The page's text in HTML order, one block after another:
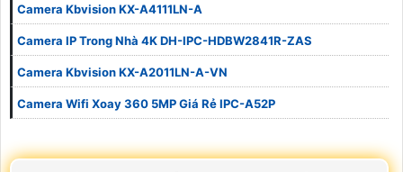
Camera Kbvision KX-A4111LN-A
Camera IP Trong Nhà 4K DH-IPC-HDBW2841R-ZAS
Camera Kbvision KX-A2011LN-A-VN
Camera Wifi Xoay 360 5MP Giá Rẻ IPC-A52P